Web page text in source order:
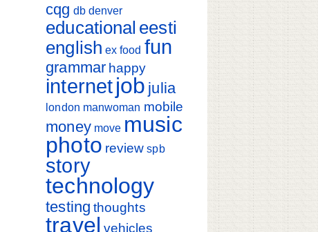
cqg db denver
educational eesti
english ex food fun
grammar happy
internetjob julia
london manwoman mobile
money move music
photo review spb
story
technology
testing thoughts
travel vehicles